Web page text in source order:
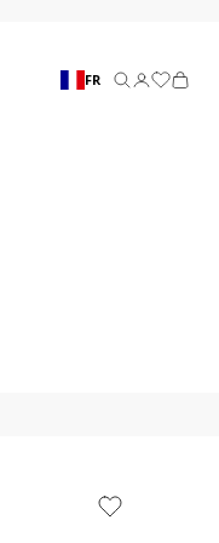
FR Recherche
Connexion
Panier